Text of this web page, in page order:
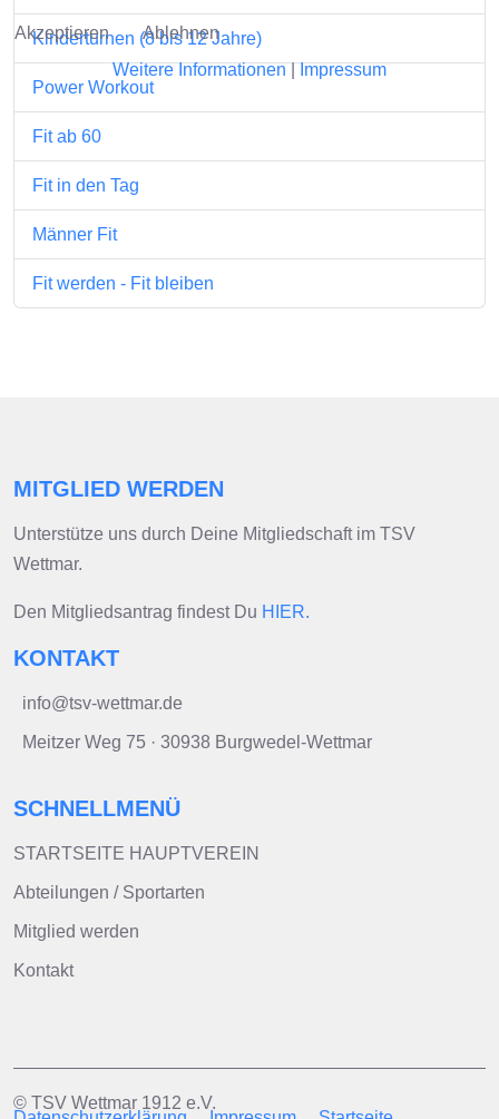
Kinderturnen (8 bis 12 Jahre)
Power Workout
Fit ab 60
Fit in den Tag
Männer Fit
Fit werden - Fit bleiben
MITGLIED WERDEN
Unterstütze uns durch Deine Mitgliedschaft im TSV
Wettmar.
Den Mitgliedsantrag findest Du HIER.
KONTAKT
info@tsv-wettmar.de
Meitzer Weg 75 · 30938 Burgwedel-Wettmar
SCHNELLMENÜ
STARTSEITE HAUPTVEREIN
Abteilungen / Sportarten
Mitglied werden
Kontakt
© TSV Wettmar 1912 e.V.
Akzeptieren
Ablehnen
Weitere Informationen|Impressum